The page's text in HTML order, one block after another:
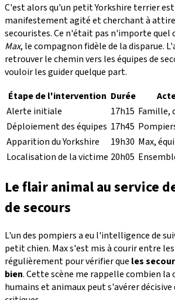
C'est alors qu'un petit Yorkshire terrier
manifestement agité et cherchant à
secouristes. Ce n'était pas n'importe quel
Max, le compagnon fidèle de la disparue.
retrouver le chemin vers les équipes de
vouloir les guider quelque part.
Étape de l'intervention Durée
Alerte initiale
17h15 Famille,
Déploiement des équipes 17h45
Apparition du Yorkshire
19h30 Max,
Localisation de la victime 20h05
Le flair animal au service
de secours
L'un des pompiers a eu l'intelligence de
petit chien. Max s'est mis à courir entre
régulièrement pour vérifier que les
bien. Cette scène me rappelle combien
humains et animaux peut s'avérer